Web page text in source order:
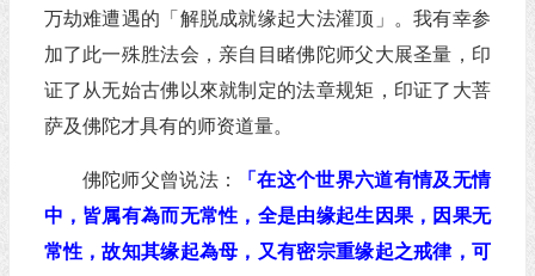
万劫难遭遇的「解脱成就缘起大法灌顶」。我有幸参
加了此一殊胜法会，亲自目睹佛陀师父大展圣量，印
证了从无始古佛以來就制定的法章规矩，印证了大菩
萨及佛陀才具有的师资道量。
佛陀师父曾说法：
「在这个世界六道有情及无情
中，皆属有為而无常性，全是由缘起生因果，因果无
常性，故知其缘起為母，又有密宗重缘起之戒律，可